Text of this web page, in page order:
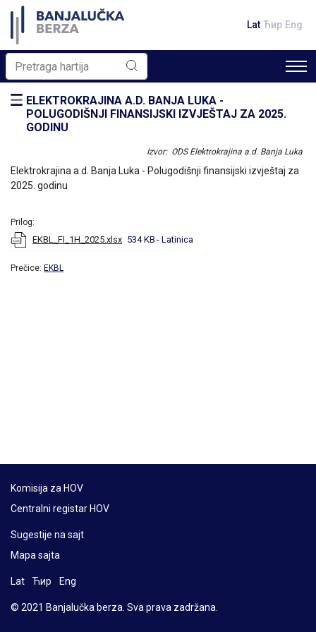
Lat Ћир Eng
ELEKTROKRAJINA A.D. BANJA LUKA -
POLUGODIŠNJI FINANSIJSKI IZVJEŠTAJ ZA 2025.
GODINU
Izvor: ODS Elektrokrajina a.d. Banja Luka
Elektrokrajina a.d. Banja Luka - Polugodišnji finansijski izvještaj za
2025. godinu
Prilog:
EKBL_FI_1H_2025.xlsx 534 KB - Latinica
Prečice: EKBL
Komisija za HOV
Centralni registar HOV
Sugestije na sajt
Mapa sajta
Lat Ћир Eng
© 2021 Banjalučka berza. Sva prava zadržana.